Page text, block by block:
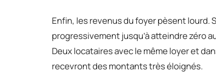
Enfin, les revenus du foyer pèsent lourd.
progressivement jusqu’à atteindre zéro
Deux locataires avec le même loyer et
recevront des montants très éloignés.